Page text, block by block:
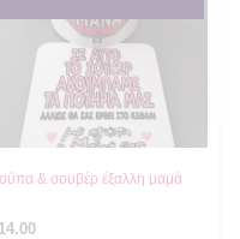
& σουβέρ έξαλλη μαμά
14.00